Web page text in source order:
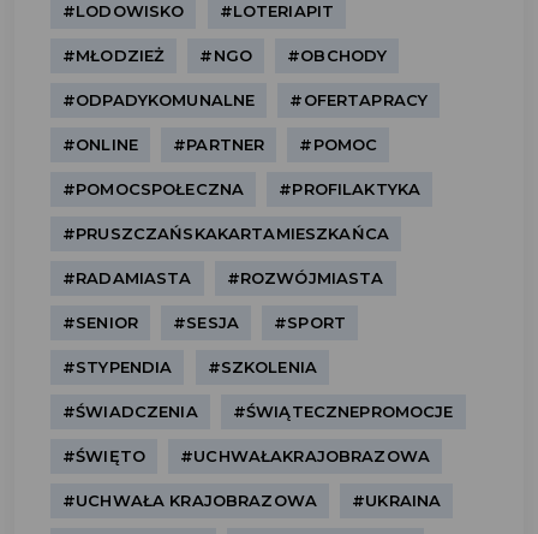
#LODOWISKO #LOTERIAPIT
#MŁODZIEŻ #NGO #OBCHODY
#ODPADYKOMUNALNE #OFERTAPRACY
#ONLINE #PARTNER #POMOC
#POMOCSPOŁECZNA #PROFILAKTYKA
#PRUSZCZAŃSKAKARTAMIESZKAŃCA
#RADAMIASTA #ROZWÓJMIASTA
#SENIOR #SESJA #SPORT
#STYPENDIA #SZKOLENIA
#ŚWIADCZENIA #ŚWIĄTECZNEPROMOCJE
#ŚWIĘTO #UCHWAŁAKRAJOBRAZOWA
#UCHWAŁA KRAJOBRAZOWA #UKRAINA